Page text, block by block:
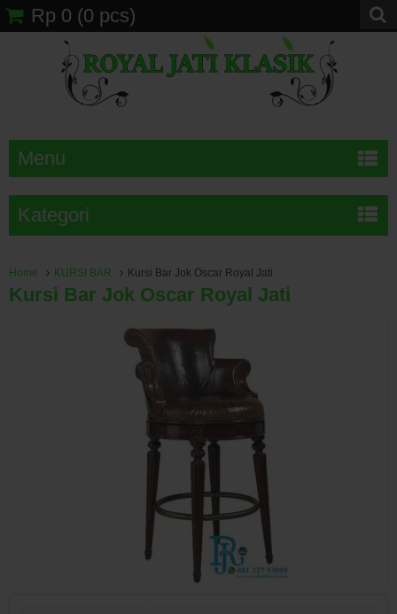
Rp 0 (0 pcs)
Menu
Kategori
Home KURSI BAR Kursi Bar Jok Oscar Royal Jati
Kursi Bar Jok Oscar Royal Jati